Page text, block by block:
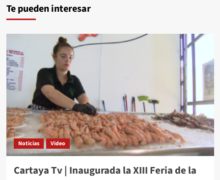
Te pueden interesar
Noticias Video
Cartaya Tv | Inaugurada la XIII Feria de la